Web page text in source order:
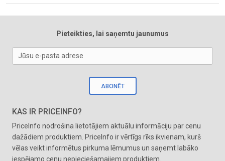
Pieteikties, lai saņemtu jaunumus
Jūsu e-pasta adrese
ABONĒT
KAS IR PRICEINFO?
PriceInfo nodrošina lietotājiem aktuālu informāciju par cenu
dažādiem produktiem. PriceInfo ir vērtīgs rīks ikvienam, kurš
vēlas veikt informētus pirkuma lēmumus un saņemt labāko
iespējamo cenu nepieciešamajiem produktiem.